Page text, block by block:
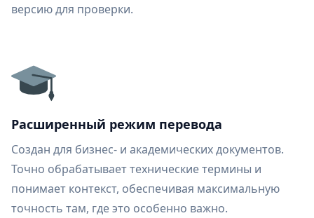
версию для проверки.
Расширенный режим перевода
Создан для бизнес- и академических документов.
Точно обрабатывает технические термины и
понимает контекст, обеспечивая максимальную
точность там, где это особенно важно.